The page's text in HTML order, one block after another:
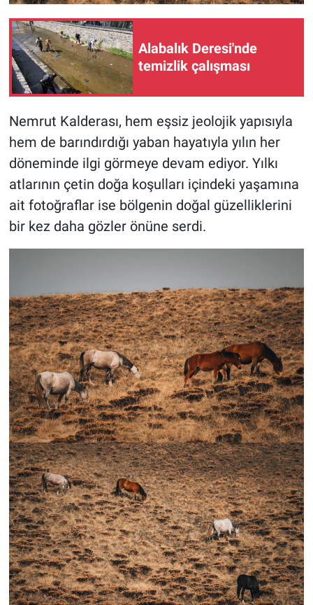
Alabalık Deresi'nde
temizlik çalışması
Nemrut Kalderası, hem eşsiz jeolojik yapısıyla
hem de barındırdığı yaban hayatıyla yılın her
döneminde ilgi görmeye devam ediyor. Yılkı
atlarının çetin doğa koşulları içindeki yaşamına
ait fotoğraflar ise bölgenin doğal güzelliklerini
bir kez daha gözler önüne serdi.